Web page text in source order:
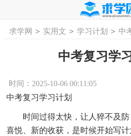
首页 工作计划 活动计
求学网 > 实用文 > 学习计划 > 中
中考复习学
时间：2025-10-06 00:11:05
中考复习学习计划
时间过得太快，让人猝不及防
喜悦、新的收获，是时候开始写